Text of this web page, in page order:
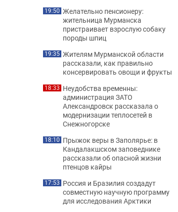
19:50 Желательно пенсионеру:
жительница Мурманска
пристраивает взрослую собаку
породы шпиц
19:35 Жителям Мурманской области
рассказали, как правильно
консервировать овощи и фрукты
18:33 Неудобства временны:
администрация ЗАТО
Александровск рассказала о
модернизации теплосетей в
Снежногорске
18:10 Прыжок веры в Заполярье: в
Кандалакшском заповеднике
рассказали об опасной жизни
птенцов кайры
17:53 Россия и Бразилия создадут
совместную научную программу
для исследования Арктики